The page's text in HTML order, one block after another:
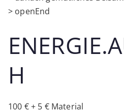
> openEnd
H
100 € + 5 € Material